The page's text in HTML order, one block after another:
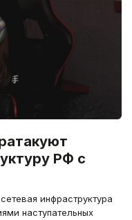
РФ с
инфраструктура
наступательных